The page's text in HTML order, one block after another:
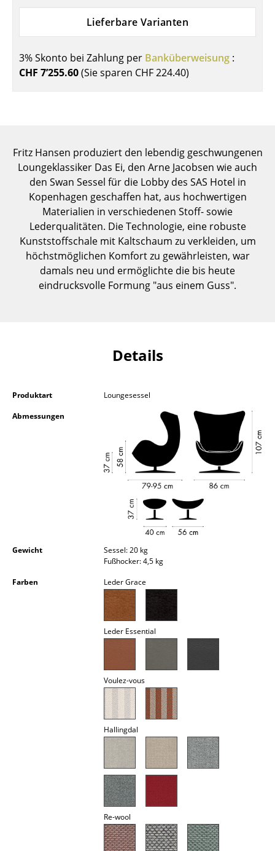
... alle Tische
Aufbewahren
Sideboards & Kommoden
TV Möbel
Beistell- & Rollcontainer
Barmöbel
Garderoben
Kleinaufbewahrung
Hängeleuchten & Deckenleuchten
Tischleuchten
Stehleuchten & Leseleuchten
Lieferbare Varianten
3% Skonto bei Zahlung per Banküberweisung :
CHF 7’255.60(Sie sparen CHF 224.40)
Fritz Hansen produziert den lebendig geschwungenen
Loungeklassiker Das Ei, den Arne Jacobsen wie auch
den Swan Sessel für die Lobby des SAS Hotel in
Kopenhagen geschaffen hat, aus hochwertigen
Materialien in verschiedenen Stoff- sowie
Lederqualitäten. Die Technologie, eine robuste
Kunststoffschale mit Kaltschaum zu verkleiden, um
höchstmöglichen Komfort zu gewährleisten, war
damals neu und ermöglichte die bis heute
eindrucksvolle Formung "aus einem Guss".
Details
Produktart
Loungesessel
Abmessungen
Gewicht
Sessel: 20 kg
Fußhocker: 4,5 kg
Farben
Leder Grace
Leder Essential
Voulez-vous
Hallingdal
Re-wool